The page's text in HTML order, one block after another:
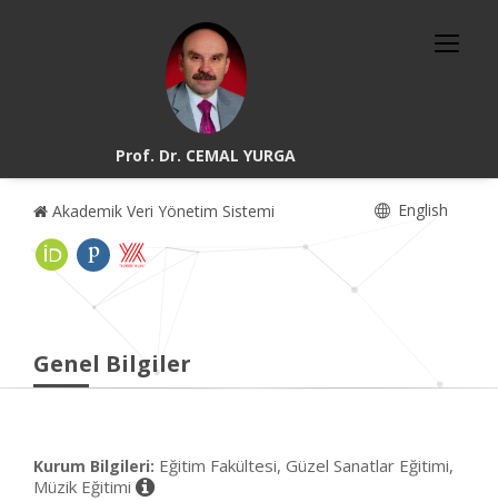
Prof. Dr. CEMAL YURGA
Akademik Veri Yönetim Sistemi English
Genel Bilgiler
Kurum Bilgileri: Eğitim Fakültesi, Güzel Sanatlar Eğitimi,
Müzik Eğitimi